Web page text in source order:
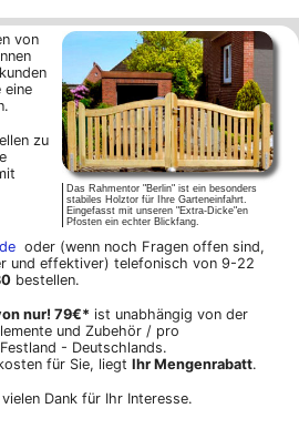
Das Rahmentor "Berlin" ist ein besonders
stabiles Holztor für Ihre Garteneinfahrt.
Eingefasst mit unseren "Extra-Dicke"en
Pfosten ein echter Blickfang.
von
eine
zu
oder (wenn noch Fragen offen sind,
und effektiver) telefonisch von 9-22
bestellen.
nur! 79€* ist unabhängig von der
und Zubehör / pro
- Deutschlands.
für Sie, liegt Ihr Mengenrabatt.
Dank für Ihr Interesse.